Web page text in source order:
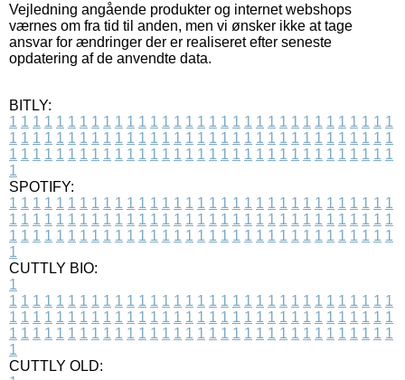
Vejledning angående produkter og internet webshops
værnes om fra tid til anden, men vi ønsker ikke at tage
ansvar for ændringer der er realiseret efter seneste
opdatering af de anvendte data.
BITLY:
1 1 1 1 1 1 1 1 1 1 1 1 1 1 1 1 1 1 1 1 1 1 1 1 1 1 1 1 1 1 1 1 1
1 1 1 1 1 1 1 1 1 1 1 1 1 1 1 1 1 1 1 1 1 1 1 1 1 1 1 1 1 1 1 1 1
1 1 1 1 1 1 1 1 1 1 1 1 1 1 1 1 1 1 1 1 1 1 1 1 1 1 1 1 1 1 1 1 1
1
SPOTIFY:
1 1 1 1 1 1 1 1 1 1 1 1 1 1 1 1 1 1 1 1 1 1 1 1 1 1 1 1 1 1 1 1 1
1 1 1 1 1 1 1 1 1 1 1 1 1 1 1 1 1 1 1 1 1 1 1 1 1 1 1 1 1 1 1 1 1
1 1 1 1 1 1 1 1 1 1 1 1 1 1 1 1 1 1 1 1 1 1 1 1 1 1 1 1 1 1 1 1 1
1
CUTTLY BIO:
1
1 1 1 1 1 1 1 1 1 1 1 1 1 1 1 1 1 1 1 1 1 1 1 1 1 1 1 1 1 1 1 1 1
1 1 1 1 1 1 1 1 1 1 1 1 1 1 1 1 1 1 1 1 1 1 1 1 1 1 1 1 1 1 1 1 1
1 1 1 1 1 1 1 1 1 1 1 1 1 1 1 1 1 1 1 1 1 1 1 1 1 1 1 1 1 1 1 1 1
1
CUTTLY OLD: